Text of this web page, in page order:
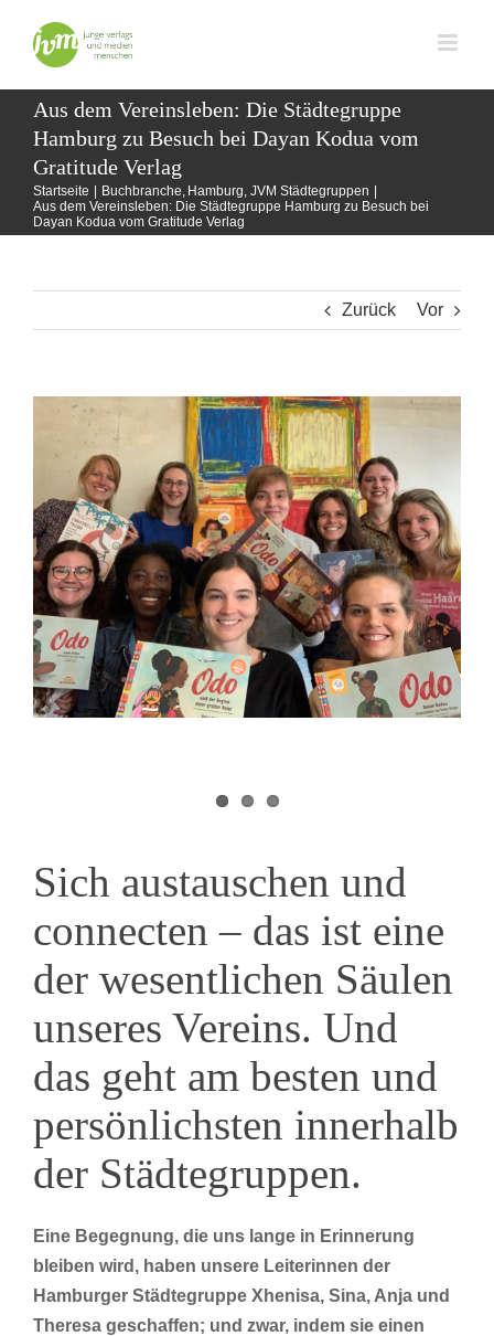
Inhalt
springen
Aus dem Vereinsleben: Die Städtegruppe
Hamburg zu Besuch bei Dayan Kodua vom
Gratitude Verlag
Startseite Buchbranche Hamburg JVM Städtegruppen
Aus dem Vereinsleben: Die Städtegruppe Hamburg zu Besuch bei
Dayan Kodua vom Gratitude Verlag
Zurück Vor
Zeige
grösseres
Sich austauschen und
connecten – das ist eine
der wesentlichen Säulen
unseres Vereins. Und
das geht am besten und
persönlichsten innerhalb
der Städtegruppen.
Eine Begegnung, die uns lange in Erinnerung
bleiben wird, haben unsere Leiterinnen der
Hamburger Städtegruppe Xhenisa, Sina, Anja und
Theresa geschaffen; und zwar, indem sie einen